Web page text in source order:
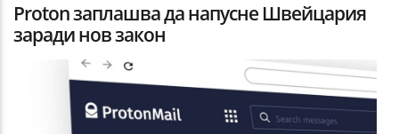
Proton заплашва да напусне Швейцария
заради нов закон